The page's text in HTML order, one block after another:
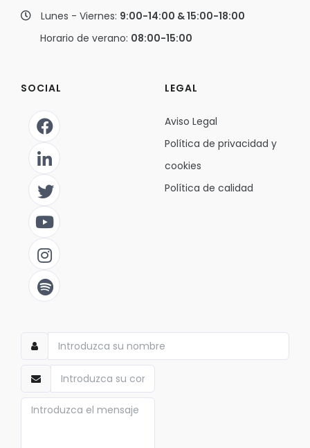
Lunes - Viernes: 9:00-14:00 & 15:00-18:00
Horario de verano: 08:00-15:00
SOCIAL LEGAL
Aviso Legal
Política de privacidad y
cookies
Política de calidad